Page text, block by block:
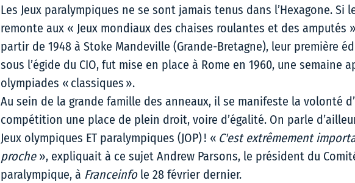
Les Jeux paralympiques ne se sont jamais tenus dans l’Hexagone. Si
remonte aux « Jeux mondiaux des chaises roulantes et des amputés
partir de 1948 à Stoke Mandeville (Grande-Bretagne), leur première
sous l’égide du CIO, fut mise en place à Rome en 1960, une semaine
olympiades « classiques ».
Au sein de la grande famille des anneaux, il se manifeste la volonté
compétition une place de plein droit, voire d’égalité. On parle
Jeux olympiques ET paralympiques (JOP) ! « C'est extrêmement
proche », expliquait à ce sujet Andrew Parsons, le président du
paralympique, à Franceinfo le 28 février dernier.